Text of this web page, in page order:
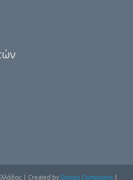
| Created by Gnosis Computers |